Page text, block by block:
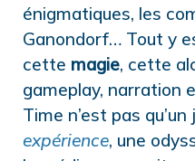
énigmatiques, les
Ganondorf… Tout y
cette magie, cette
gameplay, narration
Time n’est pas qu’un
expérience, une